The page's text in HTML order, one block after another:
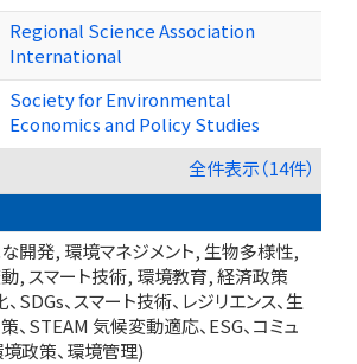
Regional Science Association
International
Society for Environmental
Economics and Policy Studies
全件表示（14件）
開発, 環境マネジメント, 生物多様性,
, スマート技術, 環境教育, 経済政策
SDGs、スマート技術、レジリエンス、生
、STEAM 気候変動適応、ESG、コミュ
境政策、環境管理)